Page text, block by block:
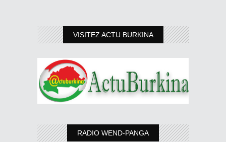
VISITEZ ACTU BURKINA
RADIO WEND-PANGA